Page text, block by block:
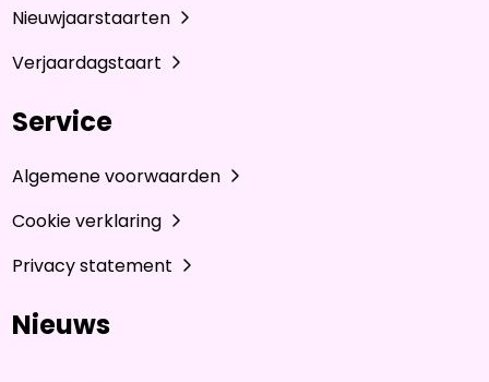
Nieuwjaarstaarten
Verjaardagstaart
Service
Algemene voorwaarden
Cookie verklaring
Privacy statement
Nieuws